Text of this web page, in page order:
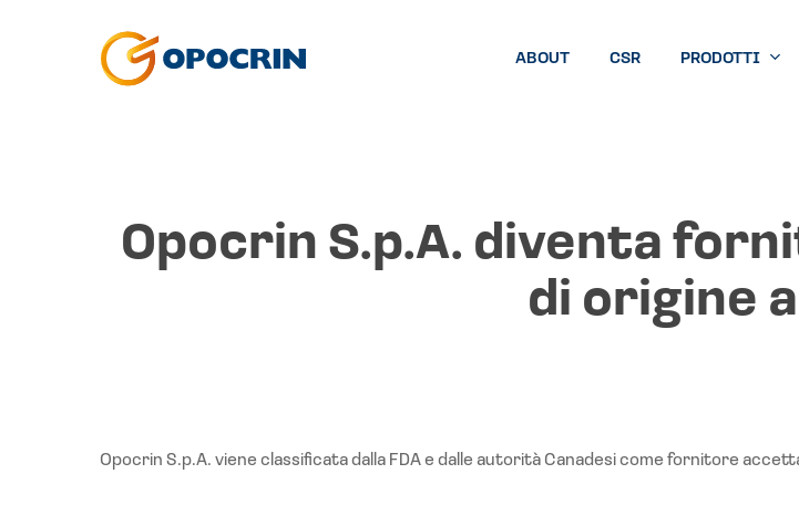
ABOUT CSR PRODOTTI
Opocrin S.p.A. diventa
di origine
Opocrin S.p.A. viene classificata dalla FDA e dalle autorità Canadesi come fornitore